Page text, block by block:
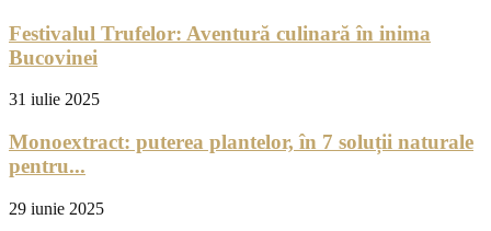
Festivalul Trufelor: Aventură culinară în inima
Bucovinei
31 iulie 2025
Monoextract: puterea plantelor, în 7 soluții naturale
pentru...
29 iunie 2025